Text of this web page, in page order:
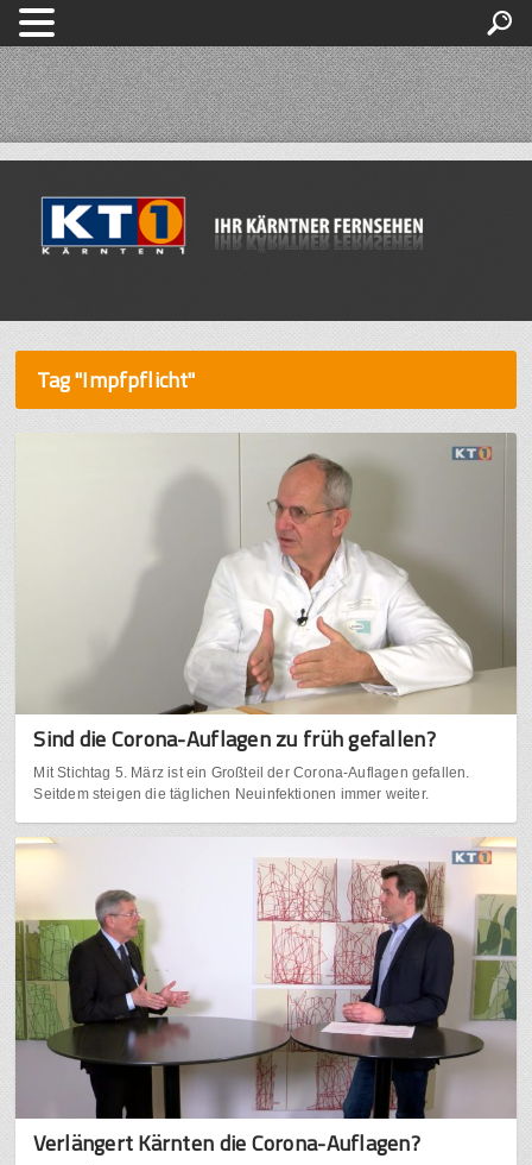
Tag "Impfpflicht"
Sind die Corona-Auflagen zu früh gefallen?
Mit Stichtag 5. März ist ein Großteil der Corona-Auflagen gefallen.
Seitdem steigen die täglichen Neuinfektionen immer weiter.
Verlängert Kärnten die Corona-Auflagen?